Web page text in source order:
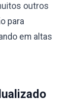
outros
para
em altas